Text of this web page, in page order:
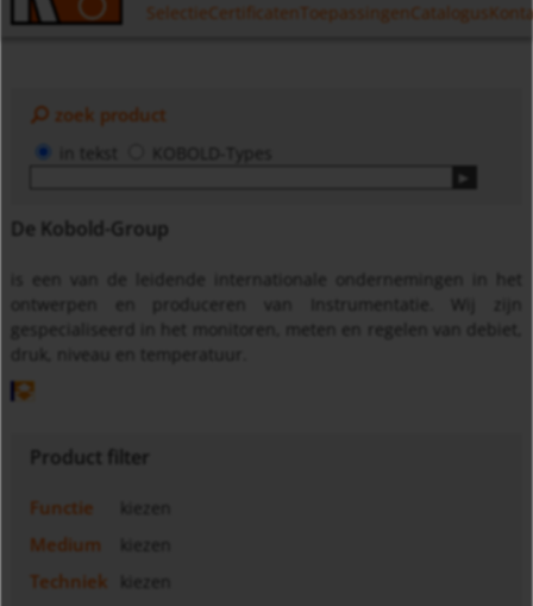
SelectieCertificaten Toepassingen Catalogus
zoek product
in tekst KOBOLD-Types
De Kobold-Group
is een van de leidende internationale ondernemingen in het
ontwerpen en produceren van Instrumentatie. Wij zijn
gespecialiseerd in het monitoren, meten en regelen van debiet,
druk, niveau en temperatuur.
Product filter
Functie kiezen
Medium kiezen
Techniek
kiezen